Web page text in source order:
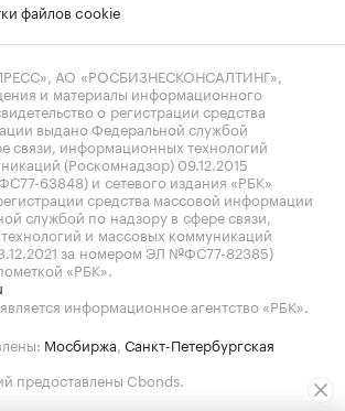
файлов cookie
АО «РОСБИЗНЕСКОНСАЛТИНГ»,
и материалы информационного
о регистрации средства
выдано Федеральной службой
связи, информационных технологий
(Роскомнадзор) 09.12.2015
63848) и сетевого издания «РБК»
средства массовой информации
службой по надзору в сфере связи,
и массовых коммуникаций
за номером ЭЛ №ФС77-82385)
«РБК».
информационное агентство «РБК».
Мосбиржа Санкт-Петербургская
предоставлены Cbonds.